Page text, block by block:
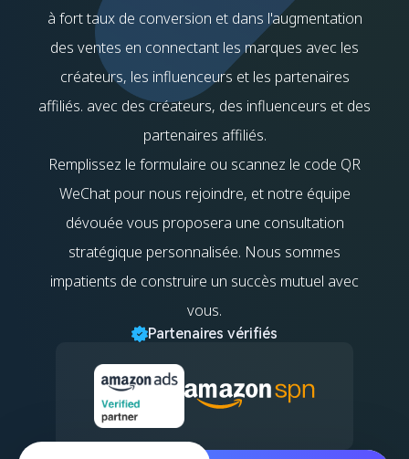
à fort taux de conversion et dans l'augmentation
des ventes en connectant les marques avec les
créateurs, les influenceurs et les partenaires
affiliés. avec des créateurs, des influenceurs et des
partenaires affiliés.
Remplissez le formulaire ou scannez le code QR
WeChat pour nous rejoindre, et notre équipe
dévouée vous proposera une consultation
stratégique personnalisée. Nous sommes
impatients de construire un succès mutuel avec
vous.
Partenaires vérifiés